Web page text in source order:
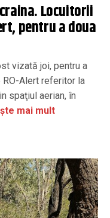
Locuitorii
pentru a doua
vizată joi, pentru a
RO-Alert referitor la
spaţiul aerian, în
mai mult